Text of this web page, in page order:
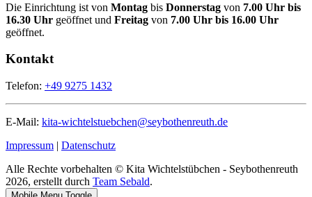
Die Einrichtung ist von Montag bis Donnerstag von 7.00 Uhr bis
16.30 Uhr geöffnet und Freitag von 7.00 Uhr bis 16.00 Uhr
geöffnet.
Kontakt
Telefon: +49 9275 1432
E-Mail: kita-wichtelstuebchen@seybothenreuth.de
Impressum | Datenschutz
Alle Rechte vorbehalten © Kita Wichtelstübchen - Seybothenreuth
2026, erstellt durch Team Sebald.